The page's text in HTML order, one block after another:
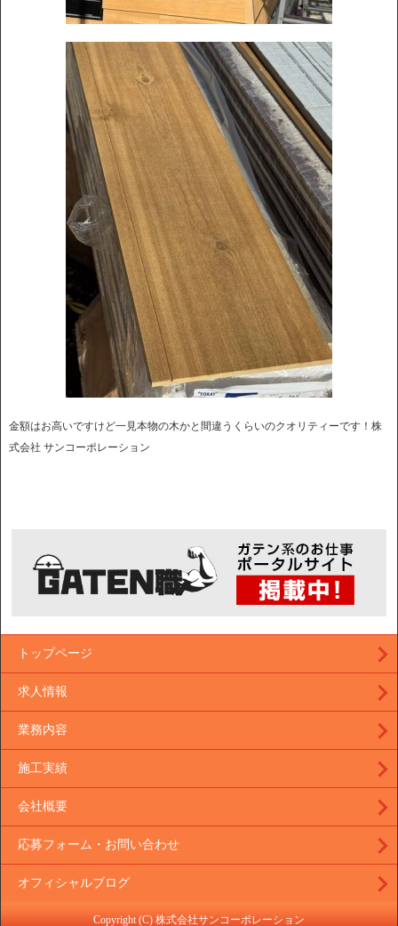
金額はお高いですけど一見本物の木かと間違うくらいのクオリティーです！株
式会社 サンコーポレーション
トップページ
求人情報
業務内容
施工実績
会社概要
応募フォーム・お問い合わせ
オフィシャルブログ
Copyright (C) 株式会社サンコーポレーション